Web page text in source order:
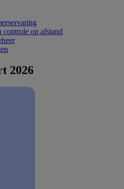
controle op afstand
2026